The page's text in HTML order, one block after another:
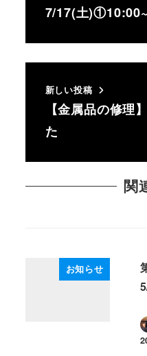
7/17(土
新しい投稿
【金属品の修理
た
関
お知らせ